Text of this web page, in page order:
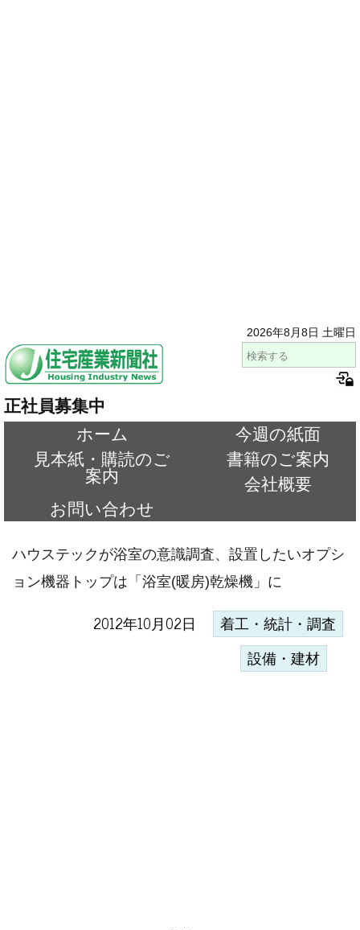
2026年8月8日 土曜日
正社員募集中
ホーム
今週の紙面
見本紙・購読のご
案内
書籍のご案内
会社概要
お問い合わせ
ハウステックが浴室の意識調査、設置したいオプシ
ョン機器トップは「浴室(暖房)乾燥機」に
2012年10月02日 着工・統計・調査
設備・建材